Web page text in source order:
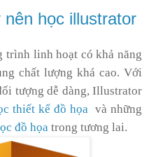
học illustrator
trình linh hoạt có khả năng
chất lượng khá cao. Với
tượng dễ dàng, Illustrator
thiết kế đồ họa và những
đồ họa trong tương lai.